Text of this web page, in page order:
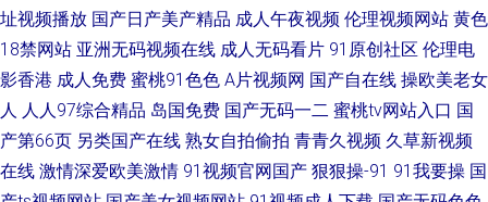
址视频播放 国产日产美产精品 成人午夜视频 伦理视频网站 黄色
18禁网站 亚洲无码视频在线 成人无码看片 91原创社区 伦理电
影香港 成人免费 蜜桃91色色 A片视频网 国产自在线 操欧美老女
人 人人97综合精品 岛国免费 国产无码一二 蜜桃tv网站入口 国
产第66页 另类国产在线 熟女自拍偷拍 青青久视频 久草新视频
在线 激情深爱欧美激情 91视频官网国产 狠狠操-91 91我要操 国